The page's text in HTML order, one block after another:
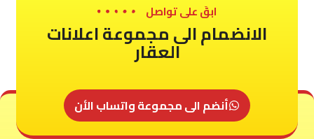
ابقَ على تواصل
الانضمام الى مجموعة اعلانات
العقار
أنضم الى مجموعة واتساب الأن